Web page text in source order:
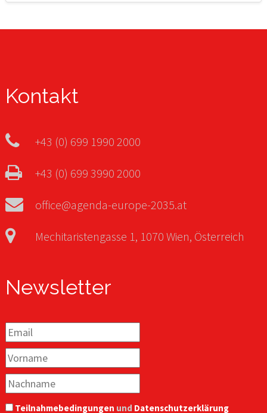
Kontakt
+43 (0) 699 1990 2000
+43 (0) 699 3990 2000
office@agenda-europe-2035.at
Mechitaristengasse 1, 1070 Wien, Österreich
Newsletter
Teilnahmebedingungen und Datenschutzerklärung